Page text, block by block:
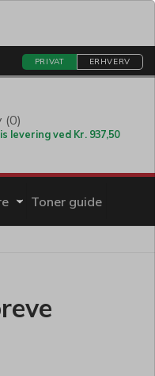
PRIVAT ERHVERV
(0)
levering ved Kr. 937,50
Toner guide